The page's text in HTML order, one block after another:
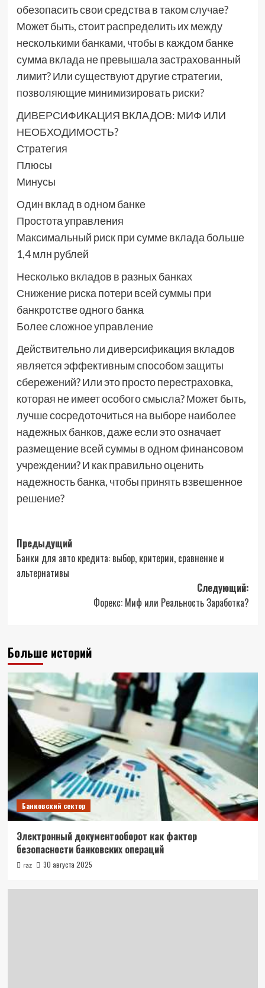
обезопасить свои средства в таком случае?
Может быть, стоит распределить их между
несколькими банками, чтобы в каждом банке
сумма вклада не превышала застрахованный
лимит? Или существуют другие стратегии,
позволяющие минимизировать риски?
ДИВЕРСИФИКАЦИЯ ВКЛАДОВ: МИФ ИЛИ
НЕОБХОДИМОСТЬ?
Стратегия
Плюсы
Минусы
Один вклад в одном банке
Простота управления
Максимальный риск при сумме вклада больше
1,4 млн рублей
Несколько вкладов в разных банках
Снижение риска потери всей суммы при
банкротстве одного банка
Более сложное управление
Действительно ли диверсификация вкладов
является эффективным способом защиты
сбережений? Или это просто перестраховка,
которая не имеет особого смысла? Может быть,
лучше сосредоточиться на выборе наиболее
надежных банков, даже если это означает
размещение всей суммы в одном финансовом
учреждении? И как правильно оценить
надежность банка, чтобы принять взвешенное
решение?
Навигация
записи
Предыдущий
Банки для авто кредита: выбор, критерии, сравнение и
альтернативы
Следующий:
Форекс: Миф или Реальность Заработка?
Больше историй
Банковский сектор
Электронный документооборот как фактор
безопасности банковских операций
raz 30 августа 2025